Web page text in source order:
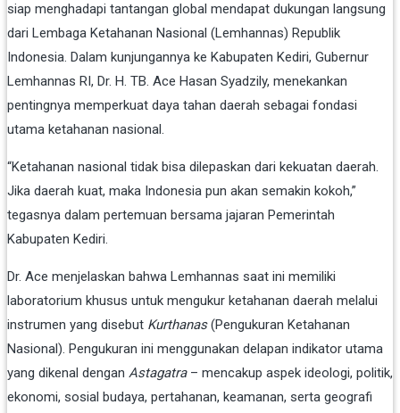
siap menghadapi tantangan global mendapat dukungan langsung
dari Lembaga Ketahanan Nasional (Lemhannas) Republik
Indonesia. Dalam kunjungannya ke Kabupaten Kediri, Gubernur
Lemhannas RI, Dr. H. TB. Ace Hasan Syadzily, menekankan
pentingnya memperkuat daya tahan daerah sebagai fondasi
utama ketahanan nasional.
“Ketahanan nasional tidak bisa dilepaskan dari kekuatan daerah.
Jika daerah kuat, maka Indonesia pun akan semakin kokoh,”
tegasnya dalam pertemuan bersama jajaran Pemerintah
Kabupaten Kediri.
Dr. Ace menjelaskan bahwa Lemhannas saat ini memiliki
laboratorium khusus untuk mengukur ketahanan daerah melalui
instrumen yang disebut Kurthanas(Pengukuran Ketahanan
Nasional). Pengukuran ini menggunakan delapan indikator utama
yang dikenal dengan Astagatra– mencakup aspek ideologi, politik,
ekonomi, sosial budaya, pertahanan, keamanan, serta geografi